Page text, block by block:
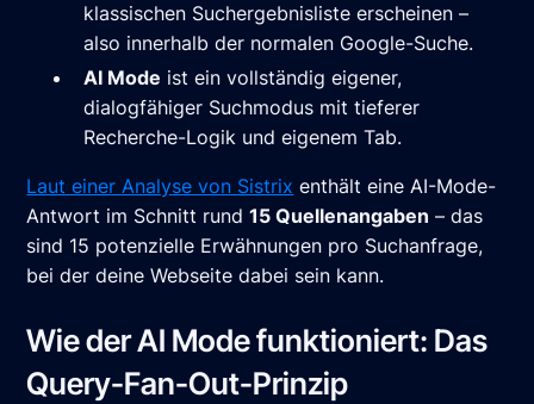
klassischen Suchergebnisliste erscheinen –
also innerhalb der normalen Google-Suche.
AI Mode ist ein vollständig eigener,
dialogfähiger Suchmodus mit tieferer
Recherche-Logik und eigenem Tab.
Laut einer Analyse von Sistrix enthält eine AI-Mode-
Antwort im Schnitt rund15 Quellenangaben – das
sind 15 potenzielle Erwähnungen pro Suchanfrage,
bei der deine Webseite dabei sein kann.
Wie der AI Mode funktioniert: Das
Query-Fan-Out-Prinzip